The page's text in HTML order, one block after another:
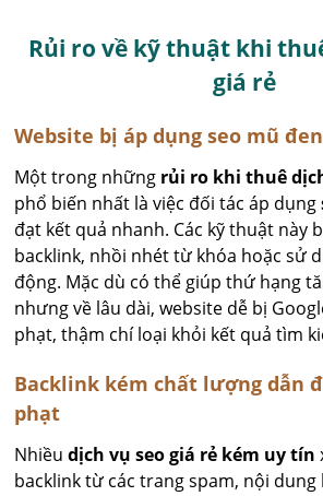
Rủi ro về kỹ thuật khi
giá rẻ
Website bị áp dụng seo mũ đen
Một trong những rủi ro khi thuê
phổ biến nhất là việc đối tác áp dụng
đạt kết quả nhanh. Các kỹ thuật này
backlink, nhồi nhét từ khóa hoặc sử
động. Mặc dù có thể giúp thứ hạng
nhưng về lâu dài, website dễ bị
phạt, thậm chí loại khỏi kết quả tìm
Backlink kém chất lượng dẫn
phạt
Nhiềudịch vụ seo giá rẻ kém uy tín
backlink từ các trang spam, nội dung